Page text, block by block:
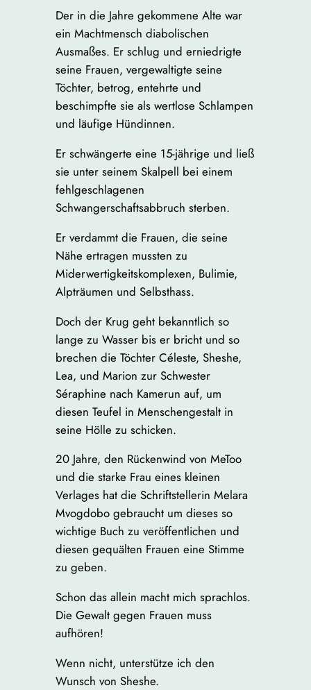
Der in die Jahre gekommene Alte war
ein Machtmensch diabolischen
Ausmaßes. Er schlug und erniedrigte
seine Frauen, vergewaltigte seine
Töchter, betrog, entehrte und
beschimpfte sie als wertlose Schlampen
und läufige Hündinnen.
Er schwängerte eine 15-jährige und ließ
sie unter seinem Skalpell bei einem
fehlgeschlagenen
Schwangerschaftsabbruch sterben.
Er verdammt die Frauen, die seine
Nähe ertragen mussten zu
Miderwertigkeitskomplexen, Bulimie,
Alpträumen und Selbsthass.
Doch der Krug geht bekanntlich so
lange zu Wasser bis er bricht und so
brechen die Töchter Céleste, Sheshe,
Lea, und Marion zur Schwester
Séraphine nach Kamerun auf, um
diesen Teufel in Menschengestalt in
seine Hölle zu schicken.
20 Jahre, den Rückenwind von MeToo
und die starke Frau eines kleinen
Verlages hat die Schriftstellerin Melara
Mvogdobo gebraucht um dieses so
wichtige Buch zu veröffentlichen und
diesen gequälten Frauen eine Stimme
zu geben.
Schon das allein macht mich sprachlos.
Die Gewalt gegen Frauen muss
aufhören!
Wenn nicht, unterstütze ich den
Wunsch von Sheshe.